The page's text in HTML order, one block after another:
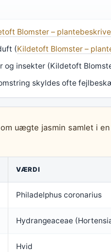
Blomster –
(Kildetoft Blomster –
insekter (Kildetoft
skyldes ofte
uægte jasmin samlet i
VÆRDI
Philadelphus coronarius
Hydrangeaceae
Hvid